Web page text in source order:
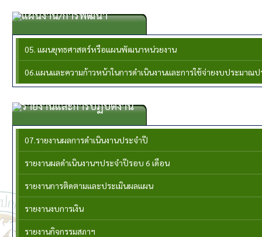
แผนงาน/การพัฒนา
05. แผนยุทธศาสตร์หรือแผนพัฒนาหน่วยงาน
06.แผนและความก้าวหน้าในการดำเนินงานและการใช้จ่ายงบประมาณ
รายงานและการปฏิบัติงาน
07.รายงานผลการดำเนินงานประจำปี
รายงานผลดำเนินงานฯประจำปีรอบ 6 เดือน
รายงานการติดตามและประเมินผลแผน
รายงานงบการเงิน
รายงานกิจกรรมสภาฯ